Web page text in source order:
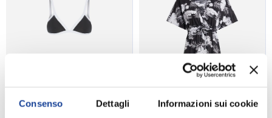
Consenso Dettagli Informazioni sui cookie